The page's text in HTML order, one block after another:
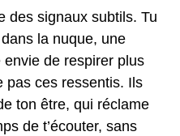
des signaux subtils. Tu
la nuque, une
envie de respirer plus
pas ces ressentis. Ils
ton être, qui réclame
de t’écouter, sans